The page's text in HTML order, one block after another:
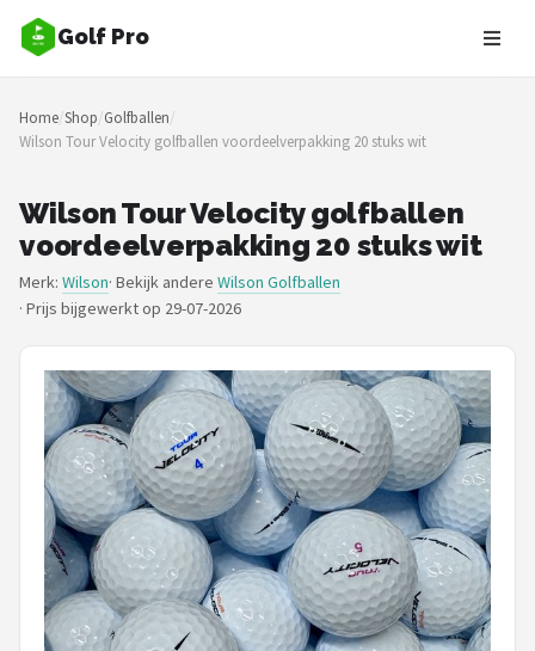
Golf Pro
Zoeken
NAVIGATIE
Merken
Blog
Golfers
Toernooien
Golfsets
Drivers
Putters
Golfschoenen
Home/Shop/Golfballen/
Wilson Tour Velocity golfballen voordeelverpakking 20 stuks wit
Wilson Tour Velocity golfballen
voordeelverpakking 20 stuks wit
Merk: Wilson· Bekijk andere Wilson Golfballen
· Prijs bijgewerkt op 29-07-2026